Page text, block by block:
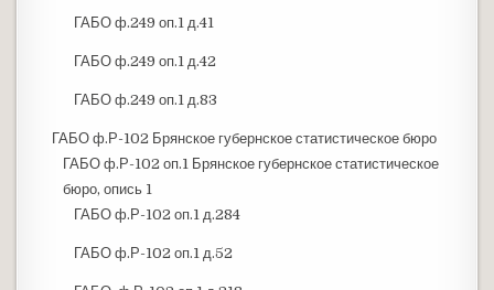
ГАБО ф.249 оп.1 д.41
ГАБО ф.249 оп.1 д.42
ГАБО ф.249 оп.1 д.83
ГАБО ф.Р-102 Брянское губернское статистическое бюро
ГАБО ф.Р-102 оп.1 Брянское губернское статистическое
бюро, опись 1
ГАБО ф.Р-102 оп.1 д.284
ГАБО ф.Р-102 оп.1 д.52